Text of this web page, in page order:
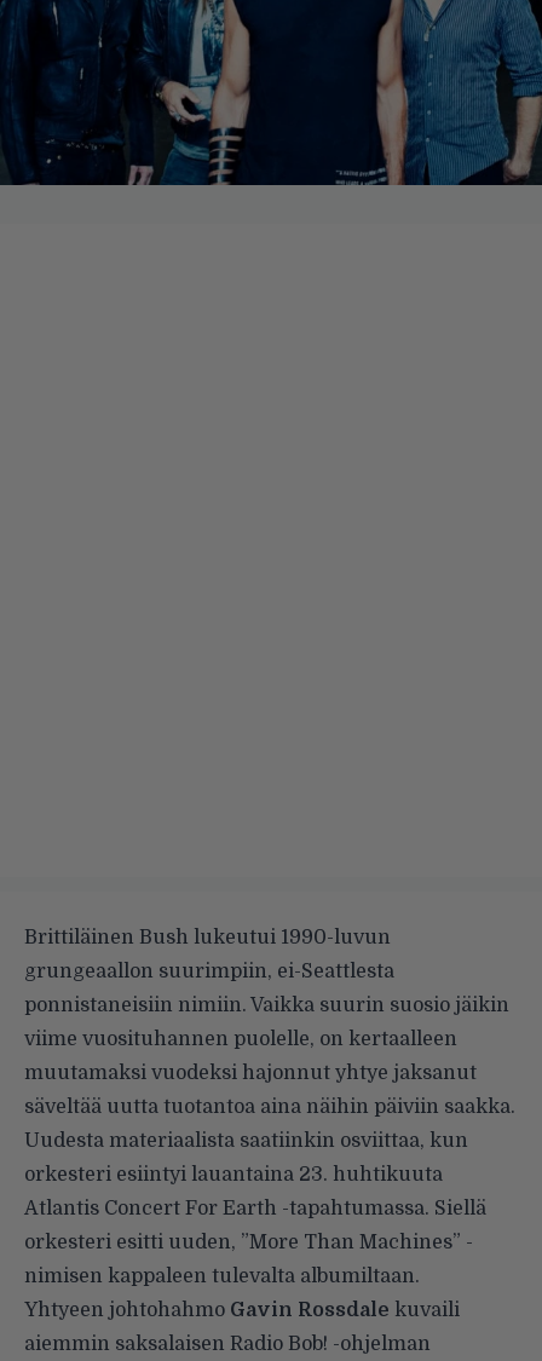
Brittiläinen Bush lukeutui 1990-luvun
grungeaallon suurimpiin, ei-Seattlesta
ponnistaneisiin nimiin. Vaikka suurin suosio jäikin
viime vuosituhannen puolelle, on kertaalleen
muutamaksi vuodeksi hajonnut yhtye jaksanut
säveltää uutta tuotantoa aina näihin päiviin saakka.
Uudesta materiaalista saatiinkin osviittaa, kun
orkesteri esiintyi lauantaina 23. huhtikuuta
Atlantis Concert For Earth -tapahtumassa. Siellä
orkesteri esitti uuden, ”More Than Machines” -
nimisen kappaleen tulevalta albumiltaan.
Yhtyeen johtohahmo Gavin Rossdale kuvaili
aiemmin saksalaisen Radio Bob! -ohjelman